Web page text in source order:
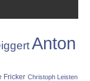
Anton
Fricker Christoph Leisten